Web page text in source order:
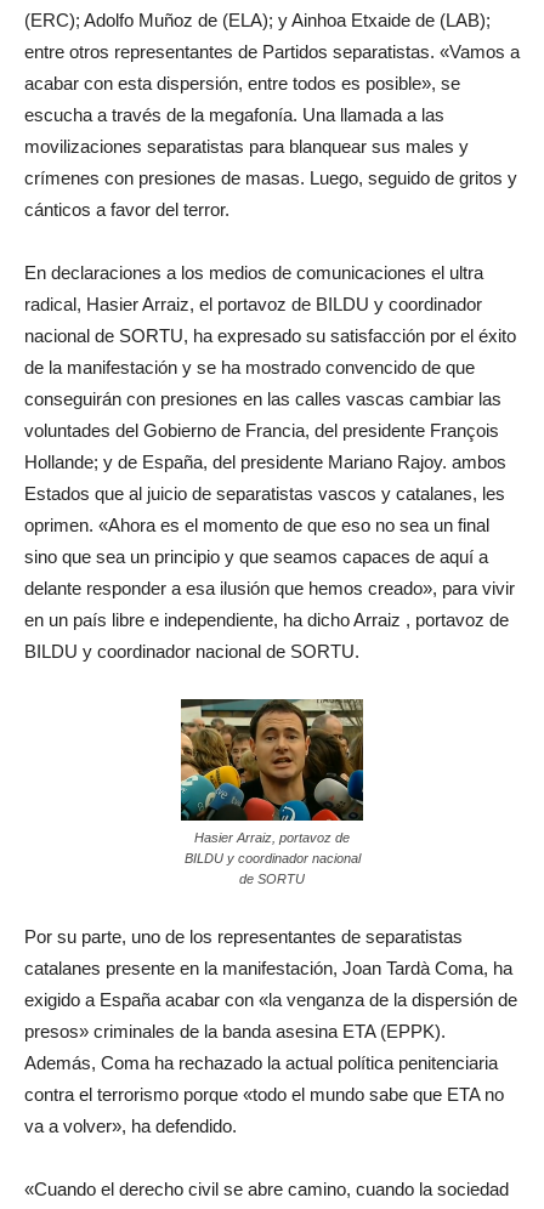
(ERC); Adolfo Muñoz de (ELA); y Ainhoa Etxaide de (LAB);
entre otros representantes de Partidos separatistas. «Vamos a
acabar con esta dispersión, entre todos es posible», se
escucha a través de la megafonía. Una llamada a las
movilizaciones separatistas para blanquear sus males y
crímenes con presiones de masas. Luego, seguido de gritos y
cánticos a favor del terror.
En declaraciones a los medios de comunicaciones el ultra
radical, Hasier Arraiz, el portavoz de BILDU y coordinador
nacional de SORTU, ha expresado su satisfacción por el éxito
de la manifestación y se ha mostrado convencido de que
conseguirán con presiones en las calles vascas cambiar las
voluntades del Gobierno de Francia, del presidente François
Hollande; y de España, del presidente Mariano Rajoy. ambos
Estados que al juicio de separatistas vascos y catalanes, les
oprimen. «Ahora es el momento de que eso no sea un final
sino que sea un principio y que seamos capaces de aquí a
delante responder a esa ilusión que hemos creado», para vivir
en un país libre e independiente, ha dicho Arraiz , portavoz de
BILDU y coordinador nacional de SORTU.
Hasier Arraiz, portavoz de
BILDU y coordinador nacional
de SORTU
Por su parte, uno de los representantes de separatistas
catalanes presente en la manifestación, Joan Tardà Coma, ha
exigido a España acabar con «la venganza de la dispersión de
presos» criminales de la banda asesina ETA (EPPK).
Además, Coma ha rechazado la actual política penitenciaria
contra el terrorismo porque «todo el mundo sabe que ETA no
va a volver», ha defendido.
«Cuando el derecho civil se abre camino, cuando la sociedad